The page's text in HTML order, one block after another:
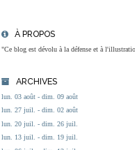
À PROPOS
"Ce blog est dévolu à la défense et à
ARCHIVES
lun. 03 août - dim. 09 août
lun. 27 juil. - dim. 02 août
lun. 20 juil. - dim. 26 juil.
lun. 13 juil. - dim. 19 juil.